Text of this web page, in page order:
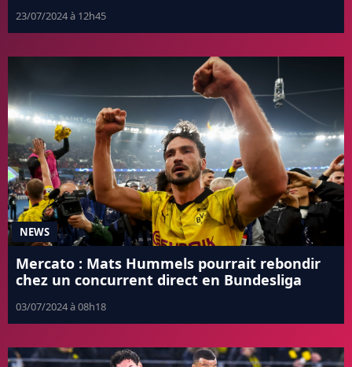
23/07/2024 à 12h45
NEWS
Mercato : Mats Hummels pourrait rebondir
chez un concurrent direct en Bundesliga
03/07/2024 à 08h18